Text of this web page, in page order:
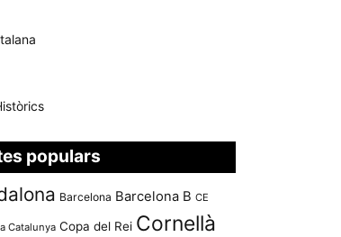
populars
Barcelona Barcelona B CE
Catalunya Copa del Rei Cornellà